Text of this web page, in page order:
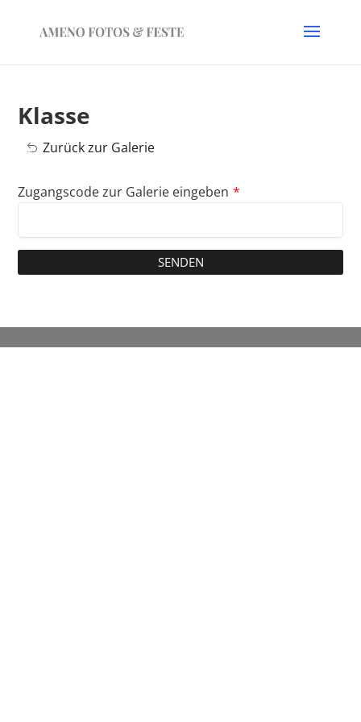
Klasse
Zurück zur Galerie
Zugangscode zur Galerie eingeben *
SENDEN